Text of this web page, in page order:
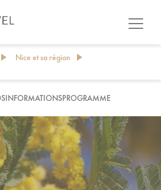
Nice et sa région
INFORMATIONSPROGRAMME
CONTACTEZ NOS EXPERTS